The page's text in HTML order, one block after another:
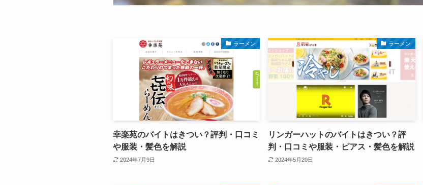
ラーメン
幸楽苑のバイトはきつい？評判・口コミ
や服装・髪色を解説
2024年7月9日
ラーメン
リンガーハットのバイトはきつい？評
判・口コミや服装・ピアス・髪色を解説
2024年5月20日